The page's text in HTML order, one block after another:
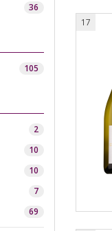
36
105
2
10
10
7
69
17